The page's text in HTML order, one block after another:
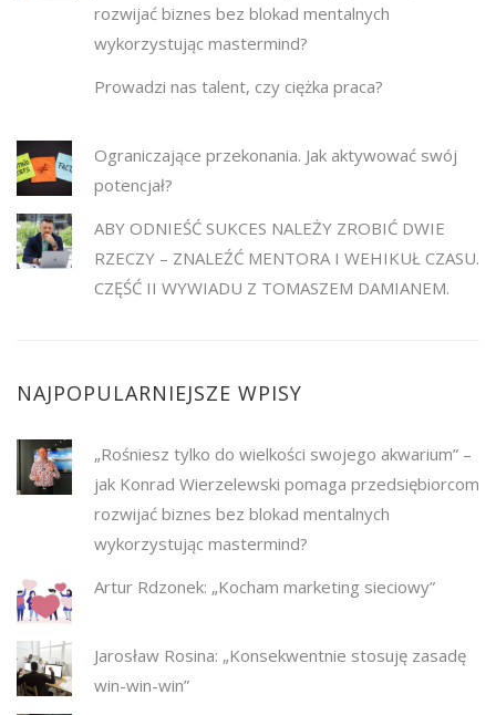
rozwijać biznes bez blokad mentalnych
wykorzystując mastermind?
Prowadzi nas talent, czy ciężka praca?
Ograniczające przekonania. Jak aktywować swój
potencjał?
ABY ODNIEŚĆ SUKCES NALEŻY ZROBIĆ DWIE
RZECZY – ZNALEŹĆ MENTORA I WEHIKUŁ CZASU.
CZĘŚĆ II WYWIADU Z TOMASZEM DAMIANEM.
NAJPOPULARNIEJSZE WPISY
„Rośniesz tylko do wielkości swojego akwarium” –
jak Konrad Wierzelewski pomaga przedsiębiorcom
rozwijać biznes bez blokad mentalnych
wykorzystując mastermind?
Artur Rdzonek: „Kocham marketing sieciowy”
Jarosław Rosina: „Konsekwentnie stosuję zasadę
win-win-win”